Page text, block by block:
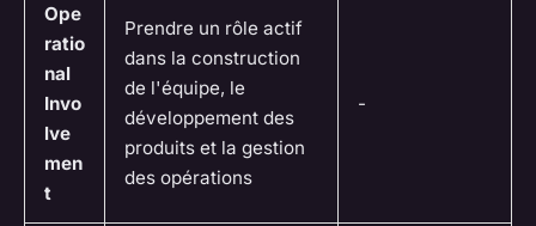
Ope
ratio
nal
Invo
lve
men
t
Prendre un rôle actif
dans la construction
de l'équipe, le
développement des
produits et la gestion
des opérations
-